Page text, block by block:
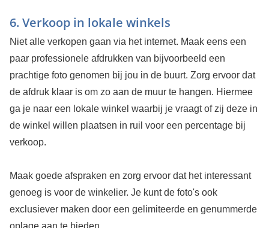
6. Verkoop in lokale winkels
Niet alle verkopen gaan via het internet. Maak eens een
paar professionele afdrukken van bijvoorbeeld een
prachtige foto genomen bij jou in de buurt. Zorg ervoor dat
de afdruk klaar is om zo aan de muur te hangen. Hiermee
ga je naar een lokale winkel waarbij je vraagt of zij deze in
de winkel willen plaatsen in ruil voor een percentage bij
verkoop.
Maak goede afspraken en zorg ervoor dat het interessant
genoeg is voor de winkelier. Je kunt de foto's ook
exclusiever maken door een gelimiteerde en genummerde